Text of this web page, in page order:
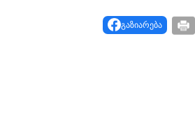
გაზიარება